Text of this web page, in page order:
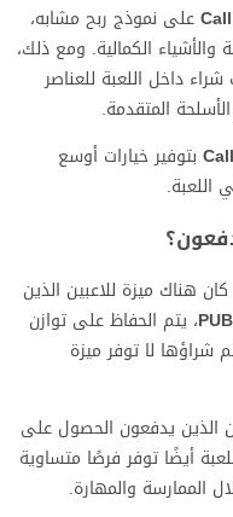
على نموذج ربح مشابه،
والأشياء الكمالية. ومع ذلك،
داخل اللعبة للعناصر
المتقدمة.
بتوفير خيارات أوسع
اللعبة.
هناك ميزة للاعبين الذين
، يتم الحفاظ على توازن
شراؤها لا توفر ميزة
الذين يدفعون الحصول على
أيضًا توفر فرصًا متساوية
الممارسة والمهارة.